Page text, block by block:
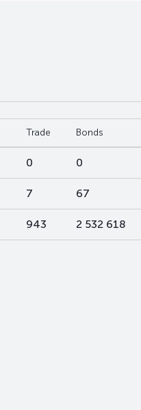
Trade Bonds
0 0
7 67
943 2 532 618